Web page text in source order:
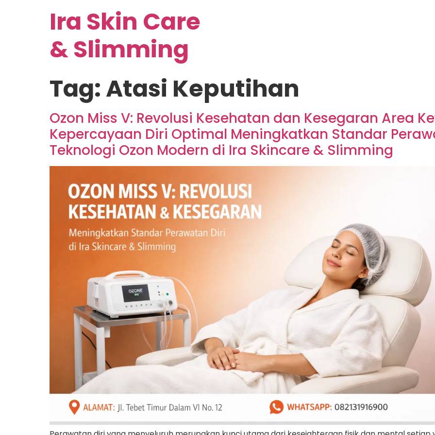
Ira Skin Care
& Slimming
Tag:Atasi Keputihan
Ozon Miss V: Revolusi Kesehatan dan Kesegaran Area
Kepercayaan Diri Optimal Meningkatkan Standar
Teknologi Ozon Modern di Ira Skincare & Slimming